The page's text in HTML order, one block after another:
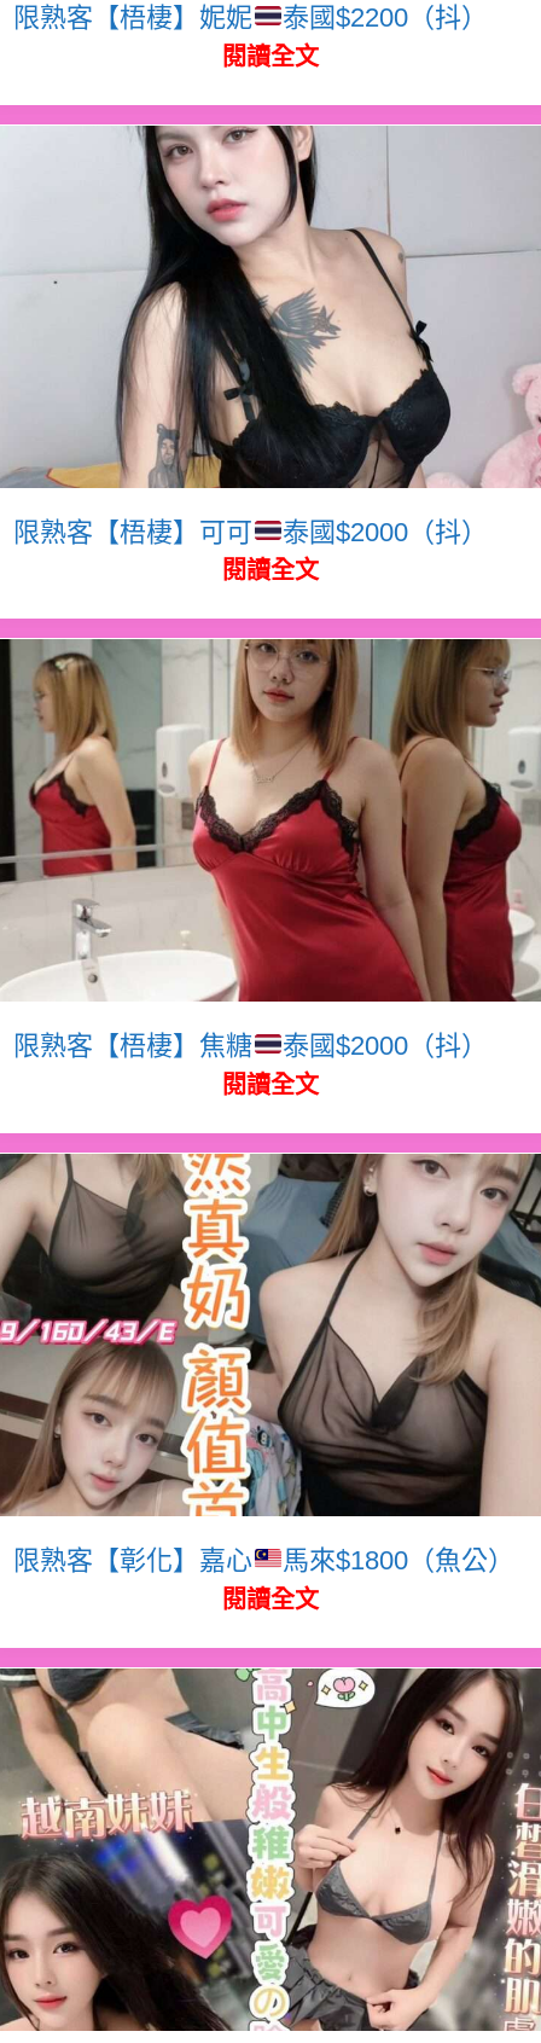
限熟客【梧棲】妮妮 泰國$2200（抖）
閱讀全文
限熟客【梧棲】可可 泰國$2000（抖）
閱讀全文
限熟客【梧棲】焦糖 泰國$2000（抖）
閱讀全文
限熟客【彰化】嘉心 馬來$1800（魚公）
閱讀全文